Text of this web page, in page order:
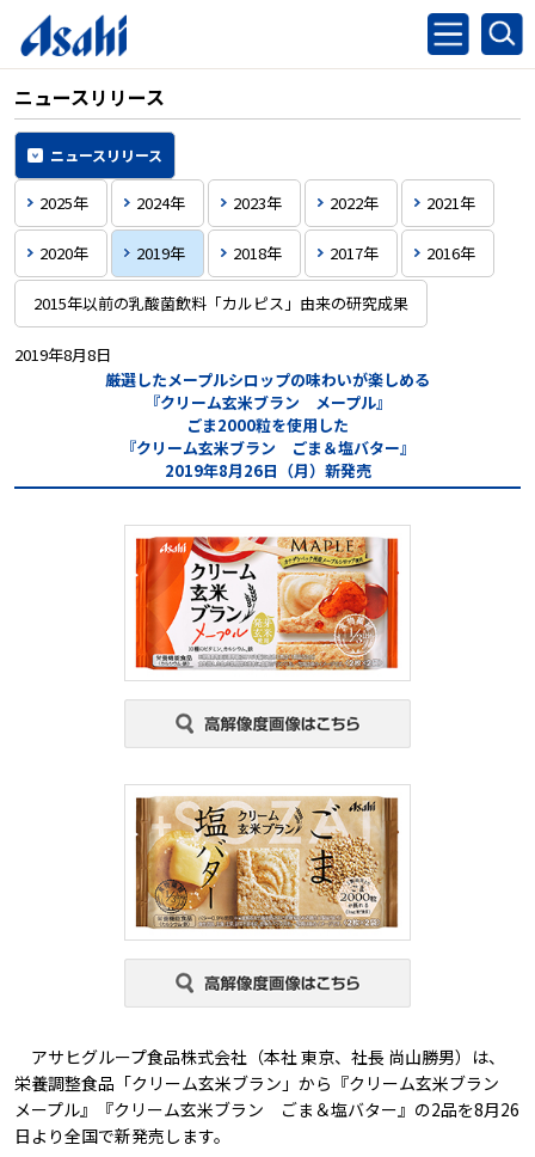
ニュースリリース
ニュースリリース
2025年 2024年 2023年 2022年 2021年
2020年 2019年 2018年 2017年 2016年
2015年以前の乳酸菌飲料「カルピス」由来の研究成果
2019年8月8日
厳選したメープルシロップの味わいが楽しめる
『クリーム玄米ブラン メープル』
ごま2000粒を使用した
『クリーム玄米ブラン ごま＆塩バター』
2019年8月26日（月）新発売
アサヒグループ食品株式会社（本社 東京、社長 尚山勝男）は、
栄養調整食品「クリーム玄米ブラン」から『クリーム玄米ブラン
メープル』『クリーム玄米ブラン ごま＆塩バター』の2品を8月26
日より全国で新発売します。